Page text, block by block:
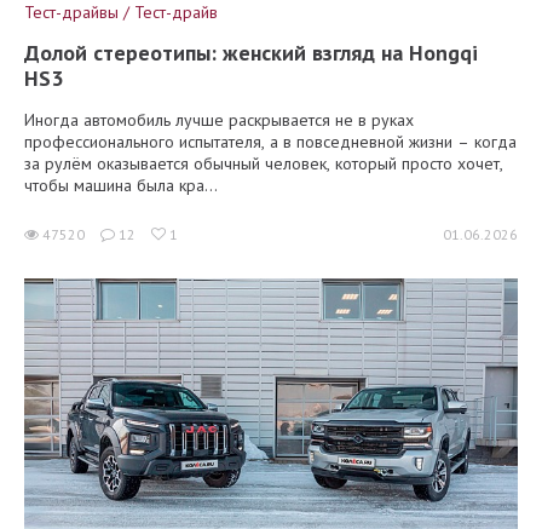
Тест-драйвы / Тест-драйв
Долой стереотипы: женский взгляд на Hongqi
HS3
Иногда автомобиль лучше раскрывается не в руках
профессионального испытателя, а в повседневной жизни – когда
за рулём оказывается обычный человек, который просто хочет,
чтобы машина была кра...
47520 12 1 01.06.2026